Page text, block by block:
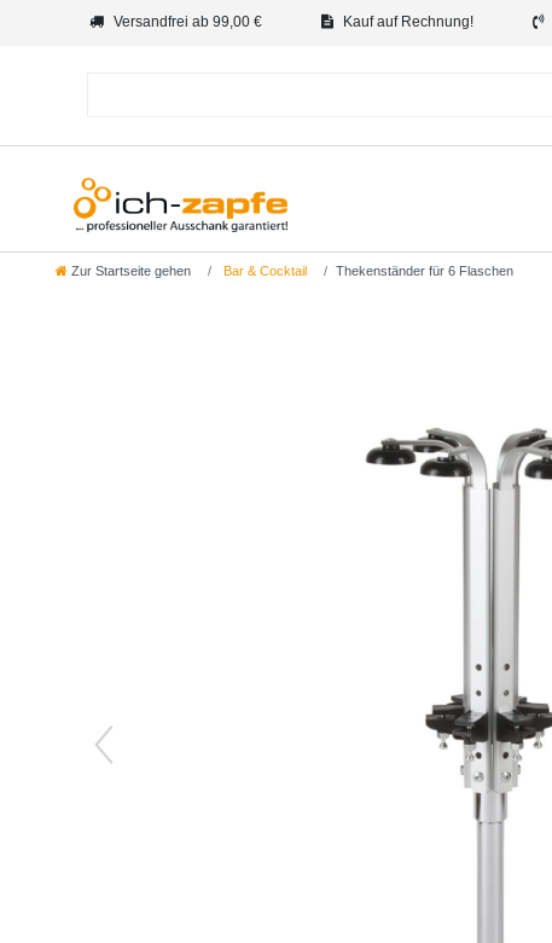
Versandfrei ab 99,00 € Kauf auf Rechnung!
Zur Startseite gehen Bar & Cocktail Thekenständer für 6 Flaschen